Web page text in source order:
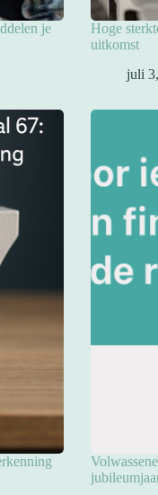
je
Hoge
uitkomst
juli